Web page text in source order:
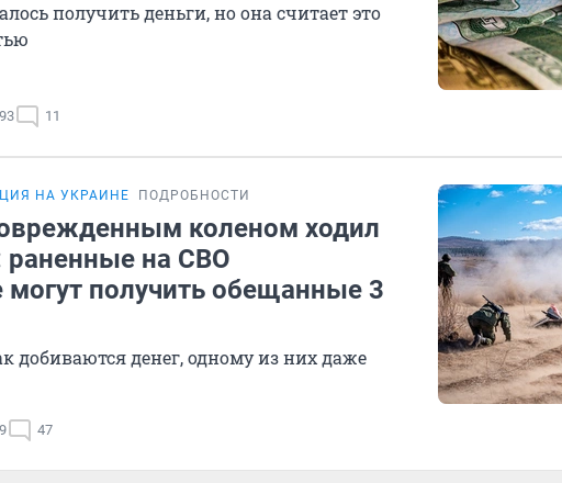
получить деньги, но она считает это
11
НА УКРАИНЕ ПОДРОБНОСТИ
коленом ходил
раненные на СВО
получить обещанные 3
добиваются денег, одному из них даже
47